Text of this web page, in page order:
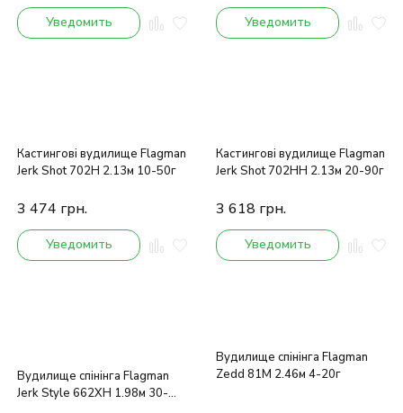
Уведомить Уведомить
Кастингові вудилище Flagman
Jerk Shot 702H 2.13м 10-50г
3 474 грн.
Уведомить
Кастингові вудилище Flagman
Jerk Shot 702HH 2.13м 20-90г
3 618 грн.
Уведомить
Вудилище спінінга Flagman
Jerk Style 662XH 1.98м 30-
Вудилище спінінга Flagman
Zedd 81M 2.46м 4-20г